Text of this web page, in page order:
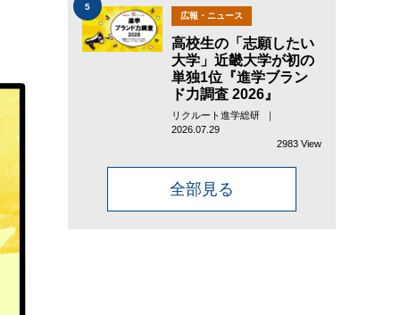
5
広報・ニュース
高校生の「志願したい
大学」近畿大学が初の
単独1位『進学ブラン
ド力調査 2026』
リクルート進学総研 ｜
2026.07.29
2983 View
全部見る